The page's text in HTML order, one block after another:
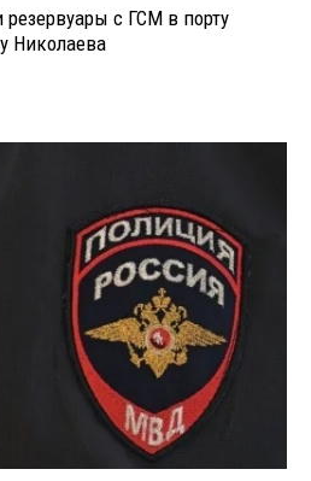
с ГСМ в порту
Николаева